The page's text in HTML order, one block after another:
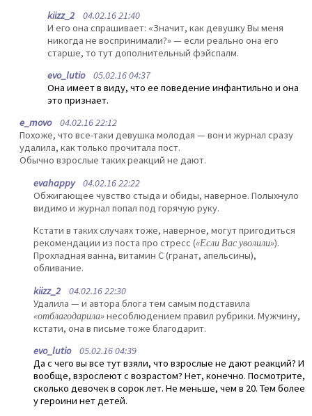
kiizz_2 04.02.16 21:40
И его она спрашивает: «Значит, как девушку Вы меня
никогда не воспринимали?» — если реально она его
старше, то тут дополнительный фэйспалм.
evo_lutio05.02.16 04:37
Она имеет в виду, что ее поведение инфантильно и она
это признает.
e_movo04.02.16 22:12
Похоже, что все-таки девушка молодая — вон и журнал сразу
удалила, как только прочитала пост.
Обычно взрослые таких реакций не дают.
evahappy04.02.16 22:22
Обжигающее чувство стыда и обиды, наверное. Полыхнуло
видимо и журнал попал под горячую руку.
Кстати в таких случаях тоже, наверное, могут пригодиться
рекомендации из поста про стресс («Если Вас уволили»).
Прохладная ванна, витамин С (гранат, апельсины),
обливание.
kiizz_2 04.02.16 22:30
Удалила — и автора блога тем самым подставила
«отблагодарила»несоблюдением правил рубрики. Мужчину,
кстати, она в письме тоже благодарит.
evo_lutio05.02.16 04:39
Да с чего вы все тут взяли, что взрослые не дают реакций? И
вообще, взрослеют с возрастом? Нет, конечно. Посмотрите,
сколько девочек в сорок лет. Не меньше, чем в 20. Тем более
у героини нет детей.